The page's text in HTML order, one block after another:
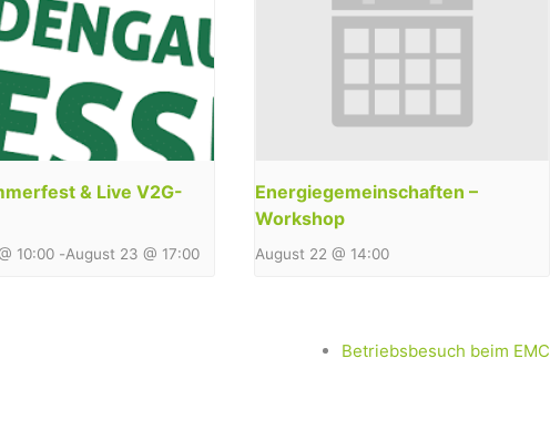
& Live V2G-
10:00 -August 23 @ 17:00
Energiegemeinschaften –
Workshop
August 22 @ 14:00
Betriebsbesuch beim EMC